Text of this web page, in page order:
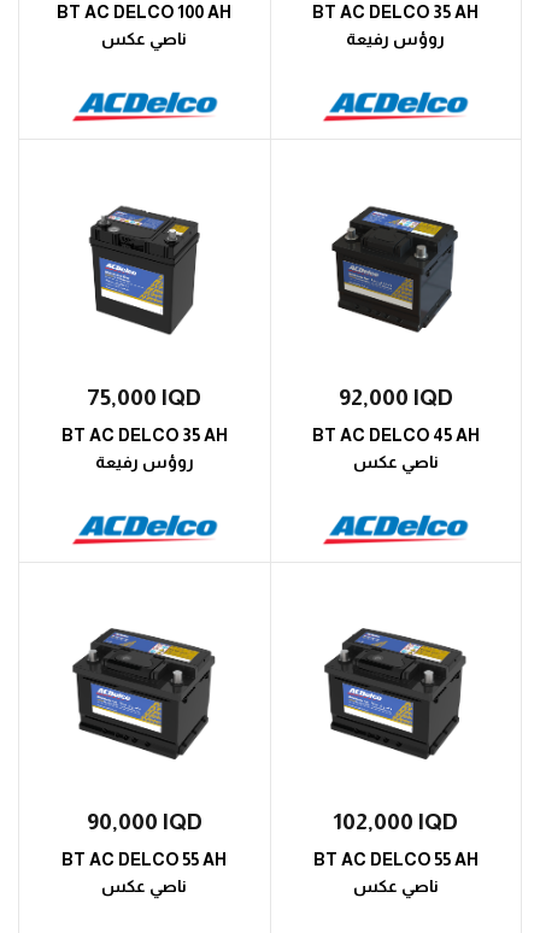
BT AC DELCO 100 AH
ناصي عكس
BT AC DELCO 35 AH
روؤس رفيعة
75,000 IQD
BT AC DELCO 35 AH
روؤس رفيعة
92,000 IQD
BT AC DELCO 45 AH
ناصي عكس
90,000 IQD
BT AC DELCO 55 AH
ناصي عكس
102,000 IQD
BT AC DELCO 55 AH
ناصي عكس